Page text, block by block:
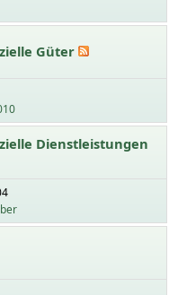
Güter
Dienstleistungen